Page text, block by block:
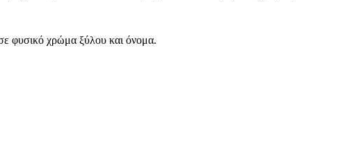
φυσικό χρώμα ξύλου και όνομα.